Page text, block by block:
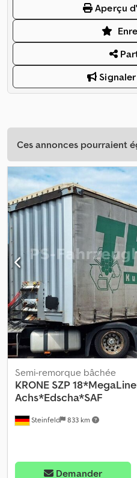
Aperçu
Ces annonces pourraient
Steinfeld 833 km
Semi-remorque bâchée
KRONE SZP
Achs*Edscha*SAF
Demander